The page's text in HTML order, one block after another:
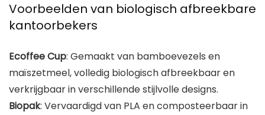
Voorbeelden van biologisch afbreekbare
kantoorbekers
Ecoffee Cup: Gemaakt van bamboevezels en
maïszetmeel, volledig biologisch afbreekbaar en
verkrijgbaar in verschillende stijlvolle designs.
Biopak: Vervaardigd van PLA en composteerbaar in